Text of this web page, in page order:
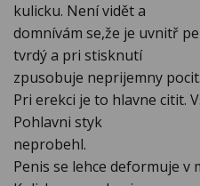
kulicku. Není vidět a
domnívám se,že je uvnitř
tvrdý a pri stisknutí
zpusobuje neprijemny pocit.
Pri erekci je to hlavne citit.
Pohlavni styk
neprobehl.
Penis se lehce deformuje v